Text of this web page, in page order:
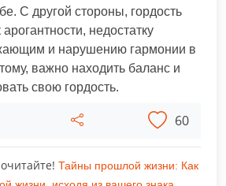
С другой стороны, гордость
недостатку
и нарушению гармонии в
важно находить баланс и
свою гордость.
60
Тайны прошлой жизни: Как